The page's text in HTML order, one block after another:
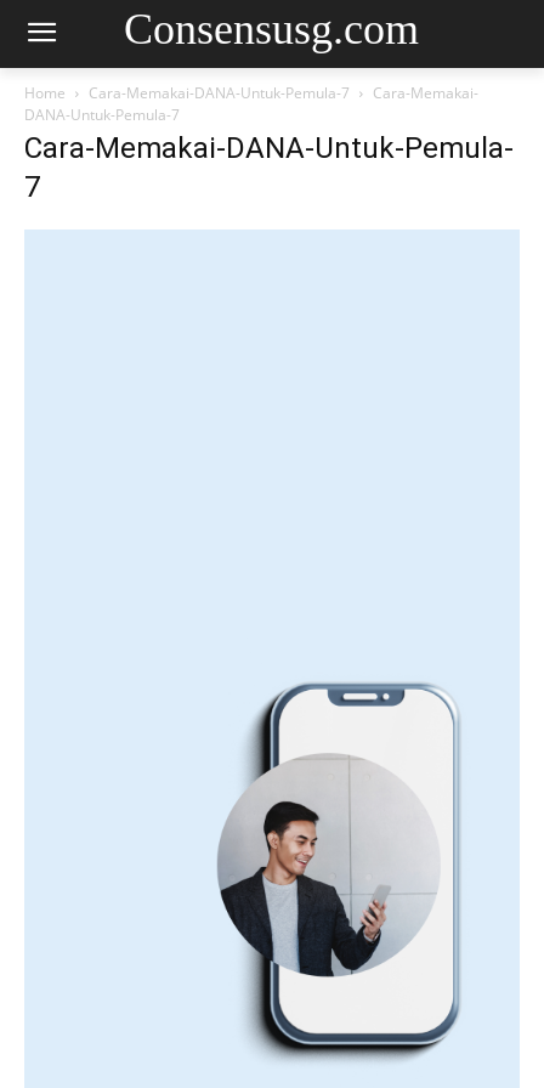
Consensusg.com
Home Cara-Memakai-DANA-Untuk-Pemula-7
Cara-Memakai-
DANA-Untuk-Pemula-7
Cara-Memakai-DANA-Untuk-Pemula-
7